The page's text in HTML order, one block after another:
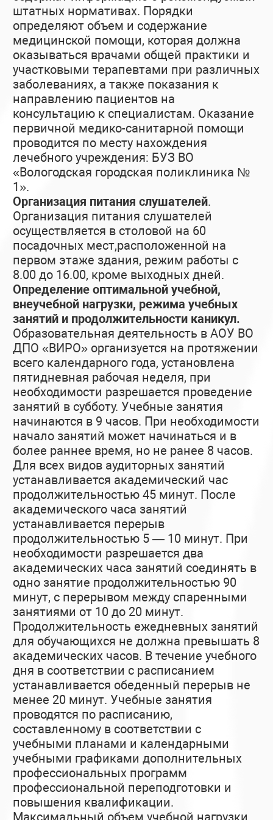
штатных нормативах. Порядки
определяют объем и содержание
медицинской помощи, которая должна
оказываться врачами общей практики и
участковыми терапевтами при различных
заболеваниях, а также показания к
направлению пациентов на
консультацию к специалистам. Оказание
первичной медико-санитарной помощи
проводится по месту нахождения
лечебного учреждения: БУЗ ВО
«Вологодская городская поликлиника №
1».
Организация питания слушателей.
Организация питания слушателей
осуществляется в столовой на 60
посадочных мест,расположенной на
первом этаже здания, режим работы с
8.00 до 16.00, кроме выходных дней.
Определение оптимальной учебной,
внеучебной нагрузки, режима учебных
занятий и продолжительности каникул.
Образовательная деятельность в АОУ ВО
ДПО «ВИРО» организуется на протяжении
всего календарного года, установлена
пятидневная рабочая неделя, при
необходимости разрешается проведение
занятий в субботу. Учебные занятия
начинаются в 9 часов. При необходимости
начало занятий может начинаться и в
более раннее время, но не ранее 8 часов.
Для всех видов аудиторных занятий
устанавливается академический час
продолжительностью 45 минут. После
академического часа занятий
устанавливается перерыв
продолжительностью 5 — 10 минут. При
необходимости разрешается два
академических часа занятий соединять в
одно занятие продолжительностью 90
минут, с перерывом между спаренными
занятиями от 10 до 20 минут.
Продолжительность ежедневных занятий
для обучающихся не должна превышать 8
академических часов. В течение учебного
дня в соответствии с расписанием
устанавливается обеденный перерыв не
менее 20 минут. Учебные занятия
проводятся по расписанию,
составленному в соответствии с
учебными планами и календарными
учебными графиками дополнительных
профессиональных программ
профессиональной переподготовки и
повышения квалификации.
Максимальный объем учебной нагрузки